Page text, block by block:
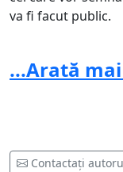
va fi facut public.
semnaturi pentru
institutiilor
...Arată
Contactați